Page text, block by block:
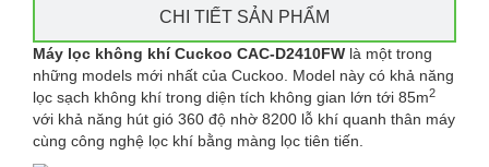
CHI TIẾT SẢN PHẨM
Máy lọc không khí Cuckoo CAC-D2410FW là một trong
những models mới nhất của Cuckoo. Model này có khả năng
lọc sạch không khí trong diện tích không gian lớn tới 85m2
với khả năng hút gió 360 độ nhờ 8200 lỗ khí quanh thân máy
cùng công nghệ lọc khí bằng màng lọc tiên tiến.